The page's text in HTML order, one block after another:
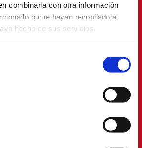
combinarla con otra información
o que hayan recopilado a
hecho de sus servicios.